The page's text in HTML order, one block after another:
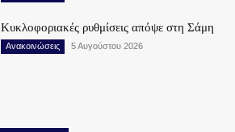
Κυκλοφοριακές ρυθμίσεις απόψε στη Σάμη
Ανακοινώσεις 5 Αυγούστου 2026